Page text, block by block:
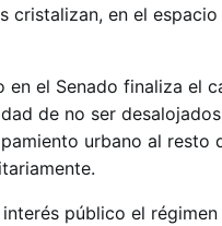
cristalizan, en el
el Senado finaliza el
de no ser
urbano al
público el